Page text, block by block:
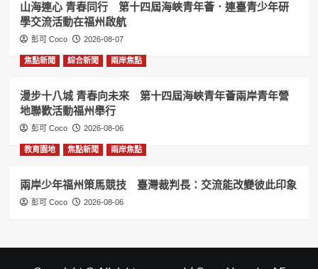
山海連心 青春同行 第十四屆海峽青年薈．連臺青少年研
學交流活動在福州啟航
彭可 Coco 2026-08-07
焦點新聞 綜合新聞 兩岸焦點
漫步十八城 青春向未來 第十四屆海峽青年薈兩岸青年營
地聯歡活動福州舉行
彭可 Coco 2026-08-06
教育園地 焦點新聞 兩岸焦點
兩岸少年福州策馬競技 臺灣裁判長：交流能改變彼此印象
彭可 Coco 2026-08-06